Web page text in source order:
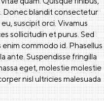
Donec blandit consectetur
suscipit orci. Vivamus
sollicitudin et purus. Sed
commodo id. Phasellus
ante. Suspendisse fringilla
eget, molestie molestie
nisl ultricies malesuada